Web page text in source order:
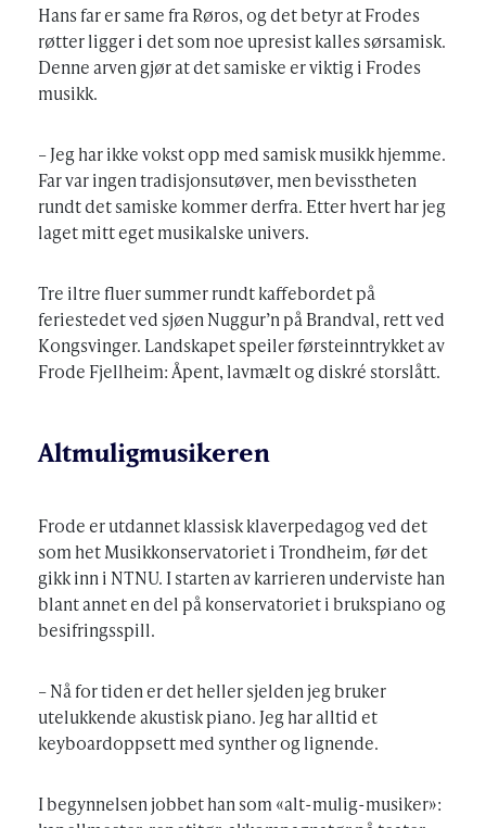
Hans far er same fra Røros, og det betyr at Frodes
røtter ligger i det som noe upresist kalles sørsamisk.
Denne arven gjør at det samiske er viktig i Frodes
musikk.
– Jeg har ikke vokst opp med samisk musikk hjemme.
Far var ingen tradisjonsutøver, men bevisstheten
rundt det samiske kommer derfra. Etter hvert har jeg
laget mitt eget musikalske univers.
Tre iltre fluer summer rundt kaffebordet på
feriestedet ved sjøen Nuggur’n på Brandval, rett ved
Kongsvinger. Landskapet speiler førsteinntrykket av
Frode Fjellheim: Åpent, lavmælt og diskré storslått.
Altmuligmusikeren
Frode er utdannet klassisk klaverpedagog ved det
som het Musikkonservatoriet i Trondheim, før det
gikk inn i NTNU. I starten av karrieren underviste han
blant annet en del på konservatoriet i brukspiano og
besifringsspill.
– Nå for tiden er det heller sjelden jeg bruker
utelukkende akustisk piano. Jeg har alltid et
keyboardoppsett med synther og lignende.
I begynnelsen jobbet han som «alt-mulig-musiker»: